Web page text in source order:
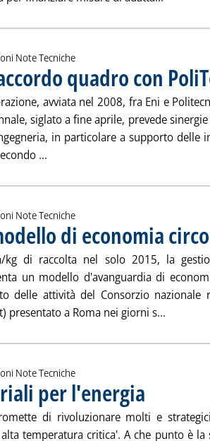
Note Tecniche
quadro con
avviata nel 2008, fra Eni e
siglato a fine aprile, prevede
in particolare a supporto delle
...
Note Tecniche
di economia
kg di raccolta nel solo 2015, la
un modello d'avanguardia di
delle attività del Consorzio nazionale
presentato a Roma nei giorni s...
Note Tecniche
per l'energia
di rivoluzionare molti e
temperatura critica'. A che punto è